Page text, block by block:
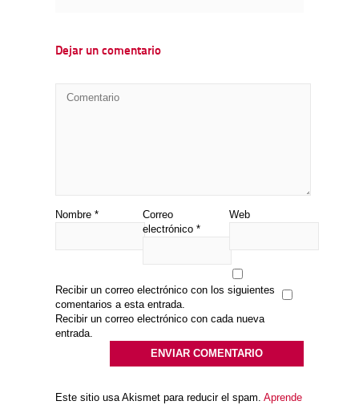
Dejar un comentario
Nombre *
Correo
electrónico *
Web
Recibir un correo electrónico con los siguientes
comentarios a esta entrada.
Recibir un correo electrónico con cada nueva
entrada.
Este sitio usa Akismet para reducir el spam. Aprende